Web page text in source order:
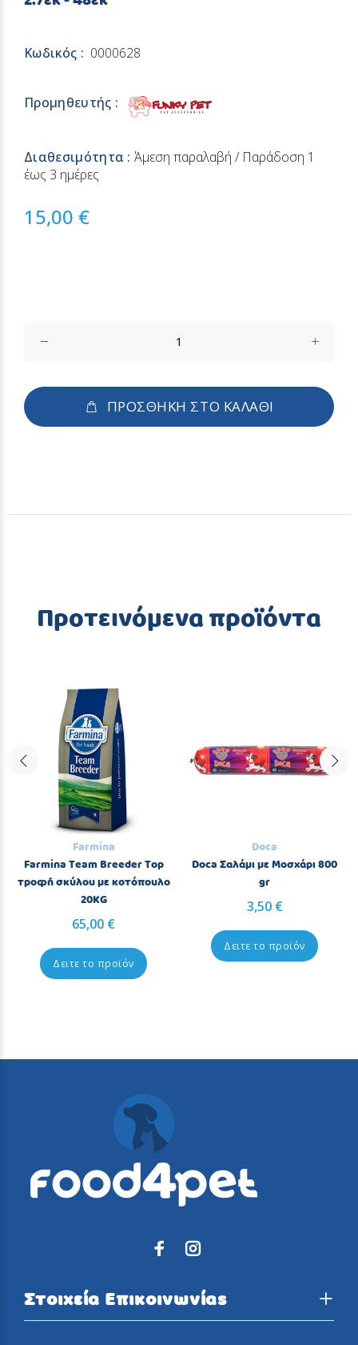
Κωδικός : 0000628
Προμηθευτής :
Διαθεσιμότητα :Άμεση παραλαβή / Παράδoση 1
έως 3 ημέρες
15,00 €
ΠΡΟΣΘΗΚΗ ΣΤΟ ΚΑΛΑΘΙ
Προτεινόμενα προϊόντα
Farmina
Farmina Team Breeder Top
τροφή σκύλου με κοτόπουλο
20KG
65,00 €
Δειτε το προϊόν
Doca
Doca Σαλάμι με Μοσχάρι 800
gr
3,50 €
Δειτε το προϊόν
Στοιχεία Επικοινωνίας